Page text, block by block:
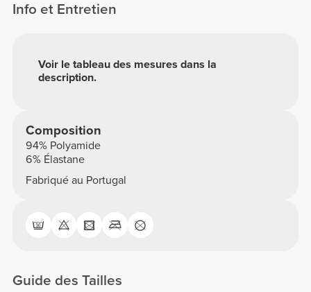
Info et Entretien
Voir le tableau des mesures dans la
description.
Composition
94% Polyamide
6% Élastane
Fabriqué au Portugal
Guide des Tailles